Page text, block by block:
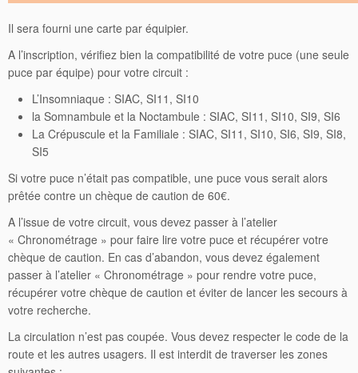
Il sera fourni une carte par équipier.
A l’inscription, vérifiez bien la compatibilité de votre puce (une seule
puce par équipe) pour votre circuit :
L’Insomniaque : SIAC, SI11, SI10
la Somnambule et la Noctambule : SIAC, SI11, SI10, SI9, SI6
La Crépuscule et la Familiale : SIAC, SI11, SI10, SI6, SI9, SI8,
SI5
Si votre puce n’était pas compatible, une puce vous serait alors
prêtée contre un chèque de caution de 60€.
A l’issue de votre circuit, vous devez passer à l’atelier
« Chronométrage » pour faire lire votre puce et récupérer votre
chèque de caution. En cas d’abandon, vous devez également
passer à l’atelier « Chronométrage » pour rendre votre puce,
récupérer votre chèque de caution et éviter de lancer les secours à
votre recherche.
La circulation n’est pas coupée. Vous devez respecter le code de la
route et les autres usagers. Il est interdit de traverser les zones